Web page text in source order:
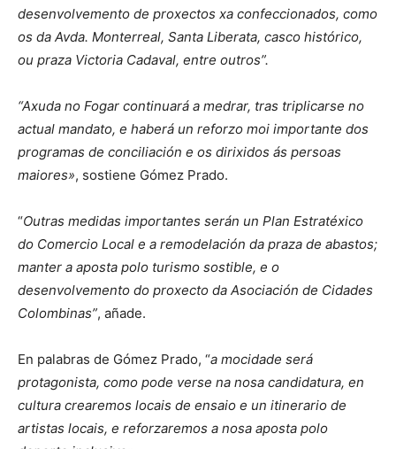
desenvolvemento de proxectos xa confeccionados, como
os da Avda. Monterreal, Santa Liberata, casco histórico,
ou praza Victoria Cadaval, entre outros”.
“Axuda no Fogar continuará a medrar, tras triplicarse no
actual mandato, e haberá un reforzo moi importante dos
programas de conciliación e os dirixidos ás persoas
maiores», sostiene Gómez Prado.
“Outras medidas importantes serán un Plan Estratéxico
do Comercio Local e a remodelación da praza de abastos;
manter a aposta polo turismo sostible, e o
desenvolvemento do proxecto da Asociación de Cidades
Colombinas”, añade.
En palabras de Gómez Prado, “a mocidade será
protagonista, como pode verse na nosa candidatura, en
cultura crearemos locais de ensaio e un itinerario de
artistas locais, e reforzaremos a nosa aposta polo